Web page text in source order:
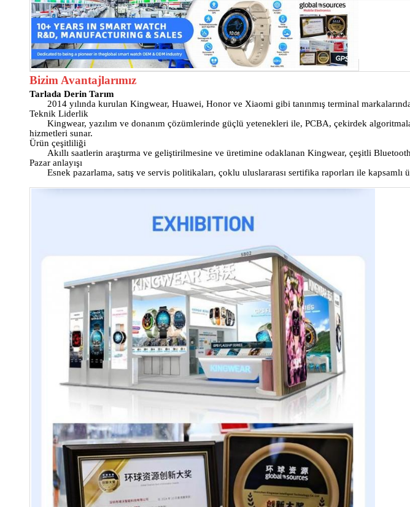
Bizim Avantajlarımız
Tarlada Derin Tarım
2014 yılında kurulan Kingwear, Huawei, Honor ve Xiaomi gibi tanınmış terminal
Teknik Liderlik
Kingwear, yazılım ve donanım çözümlerinde güçlü yetenekleri ile, PCBA, çekirdek
hizmetleri sunar.
Ürün çeşitliliği
Akıllı saatlerin araştırma ve geliştirilmesine ve üretimine odaklanan Kingwear, çeşitli
Pazar anlayışı
Esnek pazarlama, satış ve servis politikaları, çoklu uluslararası sertifika raporları ile kapsamlı